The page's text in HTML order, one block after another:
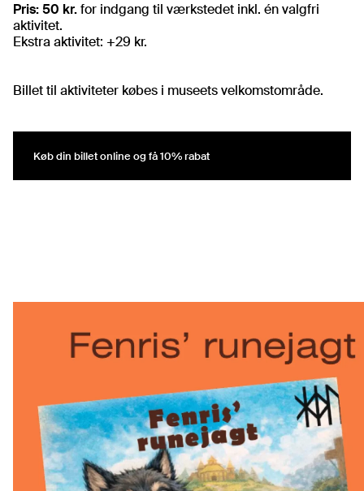
Pris: 50 kr.for indgang til værkstedet inkl. én valgfri
aktivitet.
Ekstra aktivitet: +29 kr.
Billet til aktiviteter købes i museets velkomstområde.
Køb din billet online og få 10% rabat